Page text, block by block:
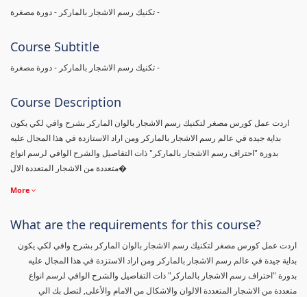
تكنيك رسم الاشجار بالماركر - دورة مصغرة -
Course Subtitle
تكنيك رسم الاشجار بالماركر - دورة مصغرة -
Course Description
اردت عمل كورس مصغر لتكنيك رسم الاشجار بالوان الماركر بشرح وافي لكي يكون
بداية جيدة في عالم رسم الاشجار بالماركر ومن اراد الاستازدة في هذا المجال عليه
بدورة "احتراف رسم الاشجار بالماركر" ذات التفاصيل والشرح الوافي لرسم انواع
متعددة من الاشجار المتعددة الال�
More
What are the requirements for this course?
اردت عمل كورس مصغر لتكنيك رسم الاشجار بالوان الماركر بشرح وافي لكي يكون
بداية جيدة في عالم رسم الاشجار بالماركر ومن اراد الاستزدة في هذا المجال عليه
بدورة "احتراف رسم الاشجار بالماركر" ذات التفاصيل والشرح الوافي لرسم انواع
متعددة من الاشجار المتعددة الالوان والاشكال من الامام والأعلى, لتصل بك الي